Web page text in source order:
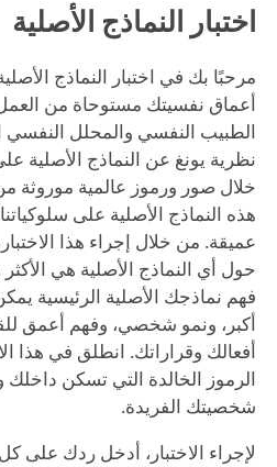
اختبار النماذج الأصلية
مرحبًا بك في اختبار النماذج
أعماق نفسيتك مستوحاة من العمل
الطبيب النفسي والمحلل
نظرية يونغ عن النماذج الأصلية
خلال صور ورموز عالمية موروثة
هذه النماذج الأصلية على
عميقة. من خلال إجراء هذا
حول أي النماذج الأصلية هي
فهم نماذجك الأصلية الرئيسية
أكبر، ونمو شخصي، وفهم أعمق
أفعالك وقراراتك. انطلق في هذا
الرموز الخالدة التي تسكن
شخصيتك الفريدة.
لإجراء الاختبار، أدخل ردك على